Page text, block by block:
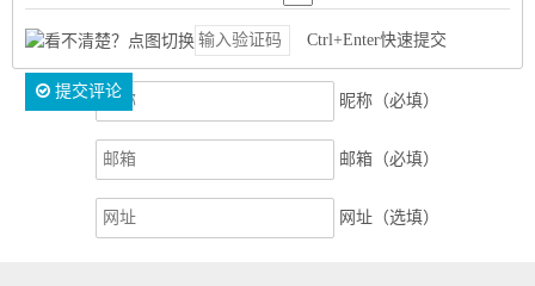
Ctrl+Enter快速提交
提交评论
昵称（必填）
邮箱（必填）
网址（选填）